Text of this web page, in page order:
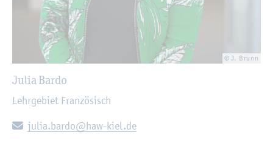
© J. Brunn
Julia Bardo
Lehr­ge­biet Fran­zö­sisch
E-Mail:
julia.​bardo@​haw-​kiel.​de